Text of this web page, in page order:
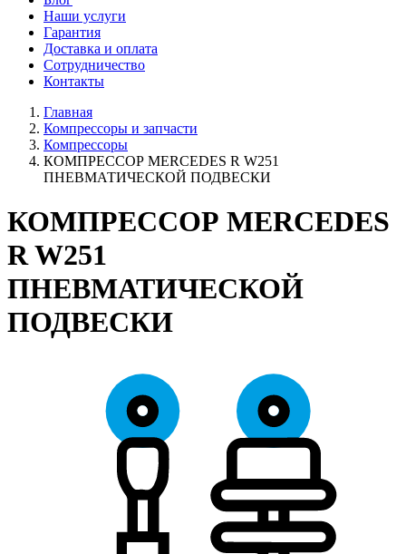
Наши услуги
Гарантия
Доставка и оплата
Сотрудничество
Контакты
Главная
Компрессоры и запчасти
Компрессоры
КОМПРЕССОР MERCEDES R W251
ПНЕВМАТИЧЕСКОЙ ПОДВЕСКИ
КОМПРЕССОР MERCEDES
R W251
ПНЕВМАТИЧЕСКОЙ
ПОДВЕСКИ